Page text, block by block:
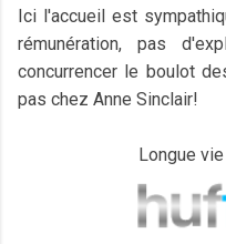
Ici l'accueil est
rémunération, pas
concurrencer le boulot
pas chez Anne Sinclair!
Longue